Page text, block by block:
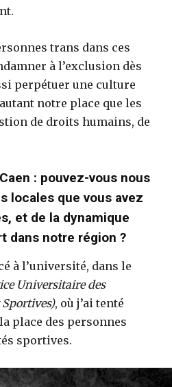
trans dans ces
à l’exclusion dès
perpétuer une culture
notre place que les
de droits humains, de
: pouvez-vous nous
locales que vous avez
et de la dynamique
dans notre région ?
à l’université, dans le
Universitaire des
, où j’ai tenté
place des personnes
sportives.